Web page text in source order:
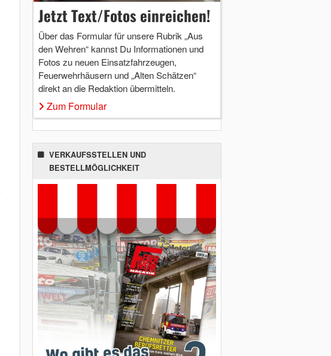
Jetzt Text/Fotos einreichen!
Über das Formular für unsere Rubrik „Aus
den Wehren“ kannst Du Informationen und
Fotos zu neuen Einsatzfahrzeugen,
Feuerwehrhäusern und „Alten Schätzen“
direkt an die Redaktion übermitteln.
Zum Formular
VERKAUFSSTELLEN UND
BESTELLMÖGLICHKEIT